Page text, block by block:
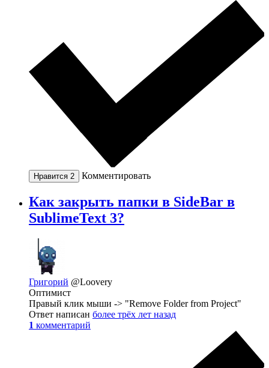
Нравится 2 Комментировать
Как закрыть папки в SideBar в
SublimeText 3?
Григорий @Loovery
Оптимист
Правый клик мыши -> "Remove Folder from Project"
Ответ написан более трёх лет назад
1 комментарий